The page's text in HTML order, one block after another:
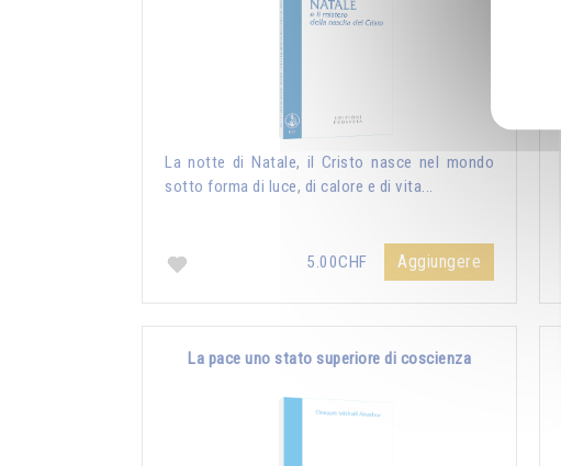
La notte di Natale, il Cristo nasce nel mondo
sotto forma di luce, di calore e di vita...
5.00CHF Aggiungere
La pace uno stato superiore di coscienza